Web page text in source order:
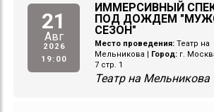
21
Авг
2026
19:00
ИММЕРСИВНЫЙ
ПОД ДОЖДЕМ
СЕЗОН"
Место проведения: Театр на
Мельникова
Город: г.
7 стр. 1
Театр на Мельникова